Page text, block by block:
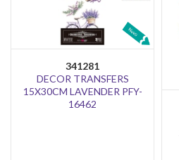
341281
DECOR TRANSFERS
15X30CM LAVENDER PFY-
16462